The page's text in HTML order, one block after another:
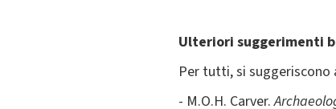
Ulteriori suggerimenti
Per tutti, si
- M.O.H. Carver.